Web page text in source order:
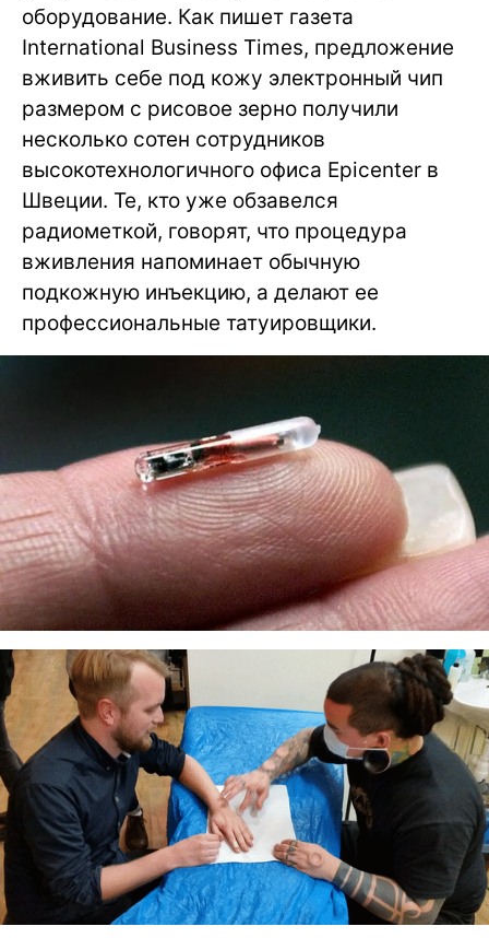
оборудование. Как пишет газета
International Business Times, предложение
вживить себе под кожу электронный чип
размером с рисовое зерно получили
несколько сотен сотрудников
высокотехнологичного офиса Epicenter в
Швеции. Те, кто уже обзавелся
радиометкой, говорят, что процедура
вживления напоминает обычную
подкожную инъекцию, а делают ее
профессиональные татуировщики.